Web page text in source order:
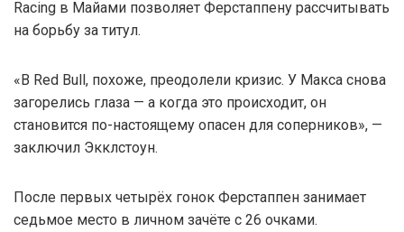
Racing в Майами позволяет Ферстаппену рассчитывать
на борьбу за титул.
«В Red Bull, похоже, преодолели кризис. У Макса снова
загорелись глаза — а когда это происходит, он
становится по-настоящему опасен для соперников», —
заключил Экклстоун.
После первых четырёх гонок Ферстаппен занимает
седьмое место в личном зачёте с 26 очками.